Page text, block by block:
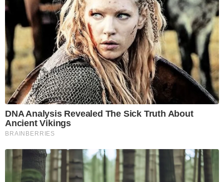
DNA Analysis Revealed The Sick Truth About
Ancient Vikings
BRAINBERRIES